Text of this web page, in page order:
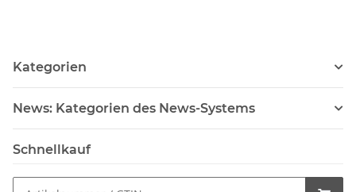
Kategorien
News: Kategorien des News-Systems
Schnellkauf